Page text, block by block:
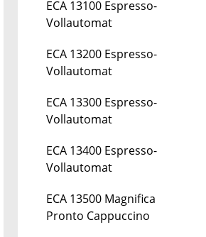
ECA 13100 Espresso-
Vollautomat
ECA 13200 Espresso-
Vollautomat
ECA 13300 Espresso-
Vollautomat
ECA 13400 Espresso-
Vollautomat
ECA 13500 Magnifica
Pronto Cappuccino